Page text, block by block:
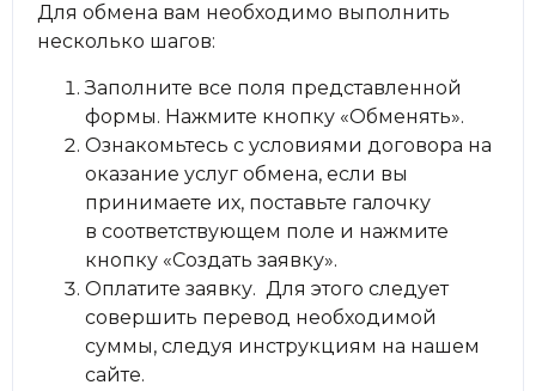
Для обмена вам необходимо выполнить
несколько шагов:
Заполните все поля представленной
формы. Нажмите кнопку «Обменять».
Ознакомьтесь с условиями договора на
оказание услуг обмена, если вы
принимаете их, поставьте галочку
в соответствующем поле и нажмите
кнопку «Создать заявку».
Оплатите заявку. Для этого следует
совершить перевод необходимой
суммы, следуя инструкциям на нашем
сайте.